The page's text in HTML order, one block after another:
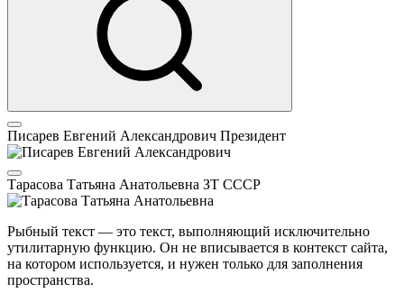
Писарев Евгений Александрович Президент
Тарасова Татьяна Анатольевна ЗТ СССР
Рыбный текст — это текст, выполняющий исключительно
утилитарную функцию. Он не вписывается в контекст сайта,
на котором используется, и нужен только для заполнения
пространства.